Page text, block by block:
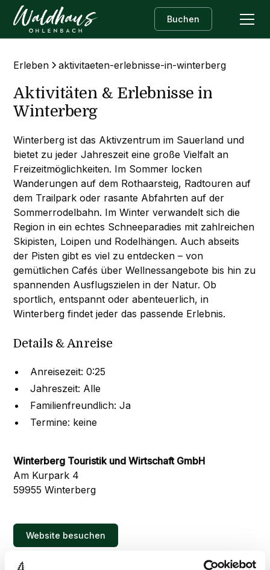
Buchen
Erleben aktivitaeten-erlebnisse-in-winterberg
Aktivitäten & Erlebnisse in
Winterberg
Winterberg ist das Aktivzentrum im Sauerland und
bietet zu jeder Jahreszeit eine große Vielfalt an
Freizeitmöglichkeiten. Im Sommer locken
Wanderungen auf dem Rothaarsteig, Radtouren auf
dem Trailpark oder rasante Abfahrten auf der
Sommerrodelbahn. Im Winter verwandelt sich die
Region in ein echtes Schneeparadies mit zahlreichen
Skipisten, Loipen und Rodelhängen. Auch abseits
der Pisten gibt es viel zu entdecken – von
gemütlichen Cafés über Wellnessangebote bis hin zu
spannenden Ausflugszielen in der Natur. Ob
sportlich, entspannt oder abenteuerlich, in
Winterberg findet jeder das passende Erlebnis.
Details & Anreise
Anreisezeit: 0:25
Jahreszeit: Alle
Familienfreundlich: Ja
Termine: keine
Winterberg Touristik und Wirtschaft GmbH
Am Kurpark 4
59955 Winterberg
Website besuchen